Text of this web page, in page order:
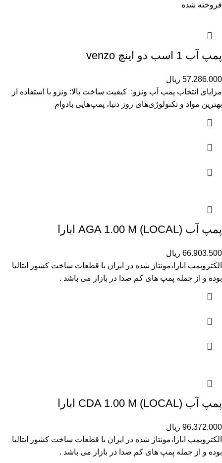
فروخته شده
پمپ آب 1 اسب دو اینچ venzo
57.286.000 ریال
مزایای انتخاب پمپ آب ونزو: کیفیت ساخت بالا: ونزو با استفاده از
بهترین مواد و تکنولوژی‌های روز دنیا، پمپ‌هایی بادوام
پمپ آب (AGA 1.00 M (LOCAL ابارا
66.903.500 ریال
الکتروپمپ ابارا،مونتاژ شده در ایران با قطعات ساخت کشور ایتالیا
بوده و از جمله پمپ های کم صدا در بازار می باشد .
پمپ آب (CDA 1.00 M (LOCAL ابارا
96.372.000 ریال
الکتروپمپ ابارا،مونتاژ شده در ایران با قطعات ساخت کشور ایتالیا
بوده و از جمله پمپ های کم صدا در بازار می باشد .